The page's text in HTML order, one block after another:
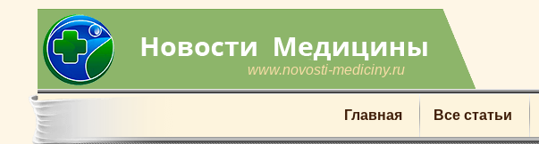
www.novosti-mediciny.ru
Главная Все статьи